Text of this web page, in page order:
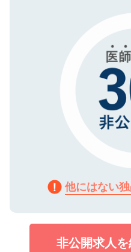
で、機密保持に
他にはない
非公開求人